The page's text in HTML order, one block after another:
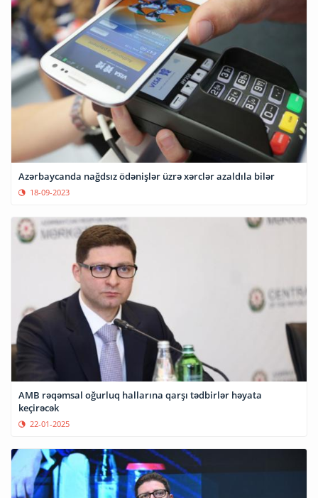
Azərbaycanda nağdsız ödənişlər üzrə xərclər azaldıla bilər
18-09-2023
AMB rəqəmsal oğurluq hallarına qarşı tədbirlər həyata
keçirəcək
22-01-2025